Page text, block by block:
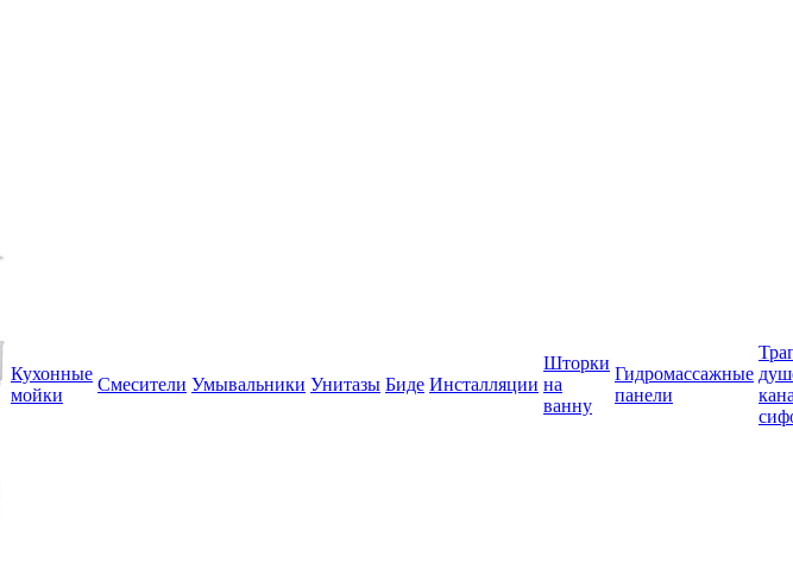
Кухонные
мойки
Смесители Умывальники Унитазы Биде Инсталляции
Шторки
на
ванну
Гидромассажные
панели